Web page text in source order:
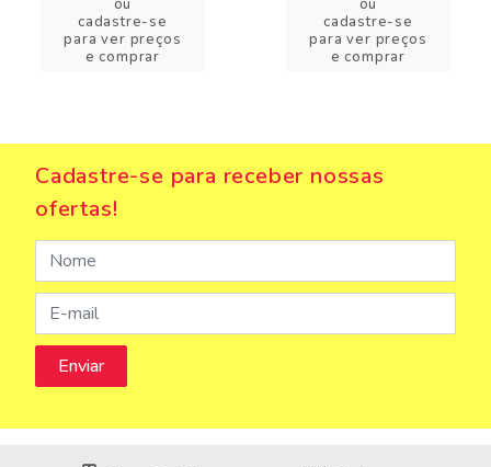
ou
cadastre-se
para ver preços
e comprar
ou
cadastre-se
para ver preços
e comprar
Cadastre-se para receber nossas
ofertas!